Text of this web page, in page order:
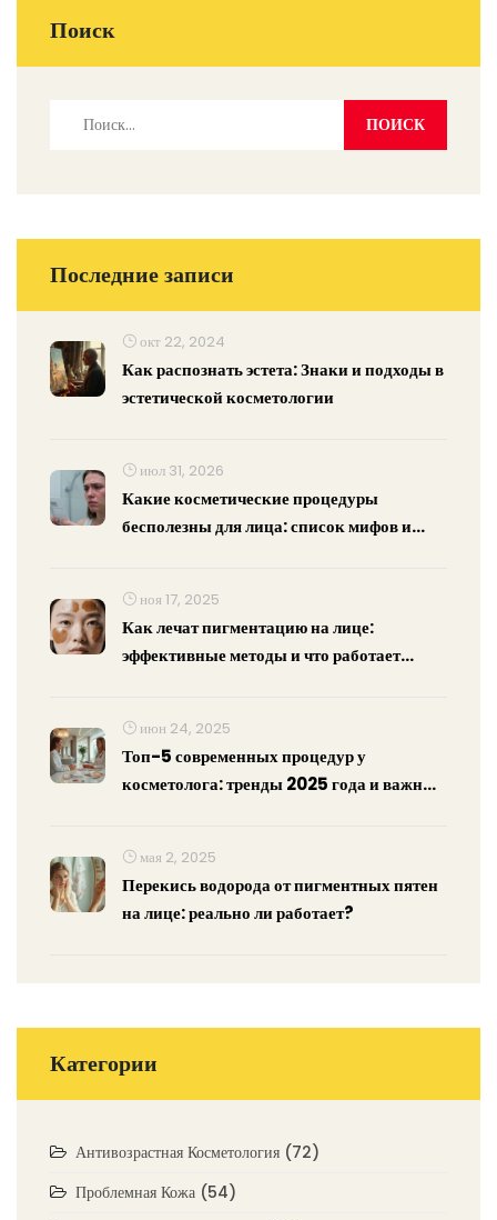
Поиск
Последние записи
окт 22, 2024
Как распознать эстета: Знаки и подходы в
эстетической косметологии
июл 31, 2026
Какие косметические процедуры
бесполезны для лица: список мифов и
ноя 17, 2025
Как лечат пигментацию на лице:
эффективные методы и что работает
июн 24, 2025
Топ-5 современных процедур у
косметолога: тренды 2025 года и важные
мая 2, 2025
Перекись водорода от пигментных пятен
на лице: реально ли работает?
Категории
Антивозрастная Косметология (72)
Проблемная Кожа (54)